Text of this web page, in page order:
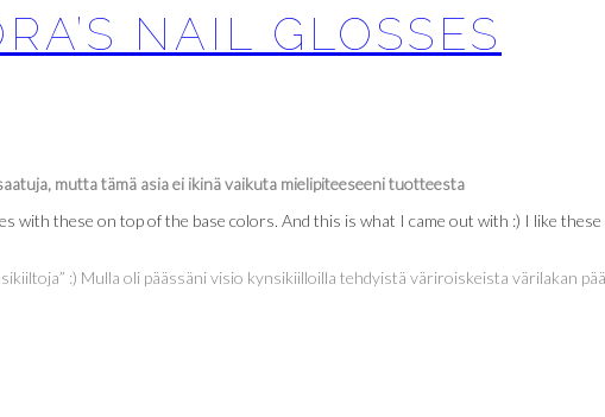
NAIL GLOSSES
mutta tämä asia ei ikinä vaikuta mielipiteeseeni tuotteesta
with these on top of the base colors. And this is what I came out with :) I like
:) Mulla oli päässäni visio kynsikiilloilla tehdyistä väriroiskeista värilakan